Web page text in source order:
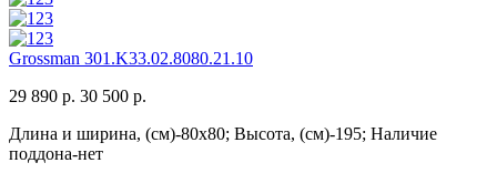
Grossman 301.K33.02.8080.21.10
29 890 р. 30 500 р.
Длина и ширина, (см)-80x80; Высота, (см)-195; Наличие
поддона-нет